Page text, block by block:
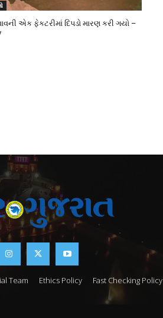
એક ફેકટરીમાં દિપડો મારણ કરી ગયો –
Team Ethics Policy Fast Checking Policy